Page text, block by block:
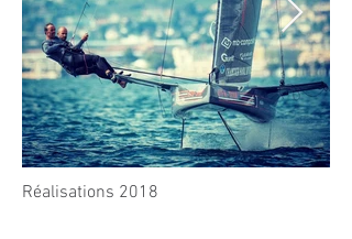
Réalisations 2018